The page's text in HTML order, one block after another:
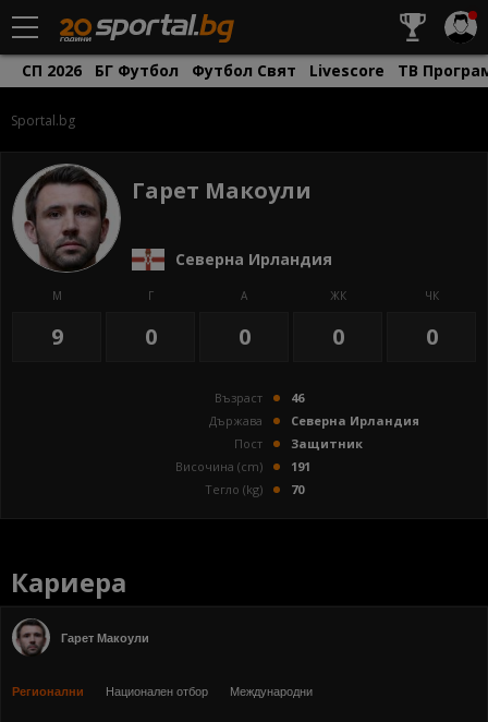
СП 2026 БГ Футбол Футбол Свят Livescore ТВ
Sportal.bg
Гарет Макоули
Северна Ирландия
М
9
Г
0
А
0
ЖК
0
ЧК
0
Възраст
46
Държава
Северна Ирландия
Пост
Защитник
Височина (cm)
191
Тегло (kg)
70
Кариера
Гарет Макоули
Регионални Национален отбор Международни